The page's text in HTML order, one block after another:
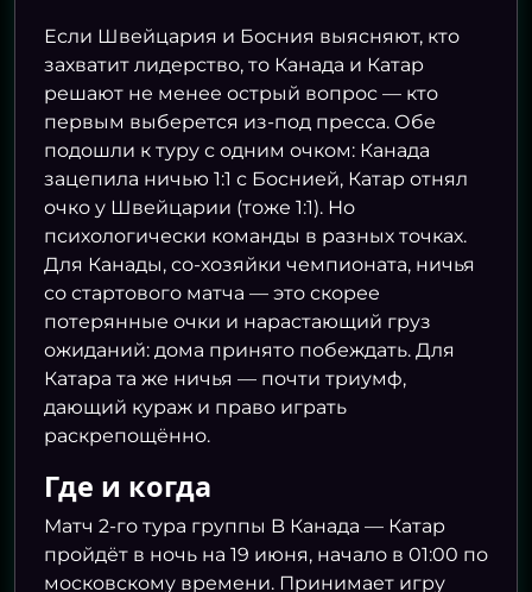
Если Швейцария и Босния выясняют, кто
захватит лидерство, то Канада и Катар
решают не менее острый вопрос — кто
первым выберется из-под пресса. Обе
подошли к туру с одним очком: Канада
зацепила ничью 1:1 с Боснией, Катар отнял
очко у Швейцарии (тоже 1:1). Но
психологически команды в разных точках.
Для Канады, со-хозяйки чемпионата, ничья
со стартового матча — это скорее
потерянные очки и нарастающий груз
ожиданий: дома принято побеждать. Для
Катара та же ничья — почти триумф,
дающий кураж и право играть
раскрепощённо.
Где и когда
Матч 2-го тура группы B Канада — Катар
пройдёт в ночь на 19 июня, начало в 01:00 по
московскому времени. Принимает игру